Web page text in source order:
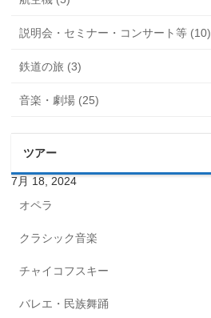
説明会・セミナー・コンサート等 (10)
鉄道の旅 (3)
音楽・劇場 (25)
ツアー
7月 18, 2024
オペラ
クラシック音楽
チャイコフスキー
バレエ・民族舞踊